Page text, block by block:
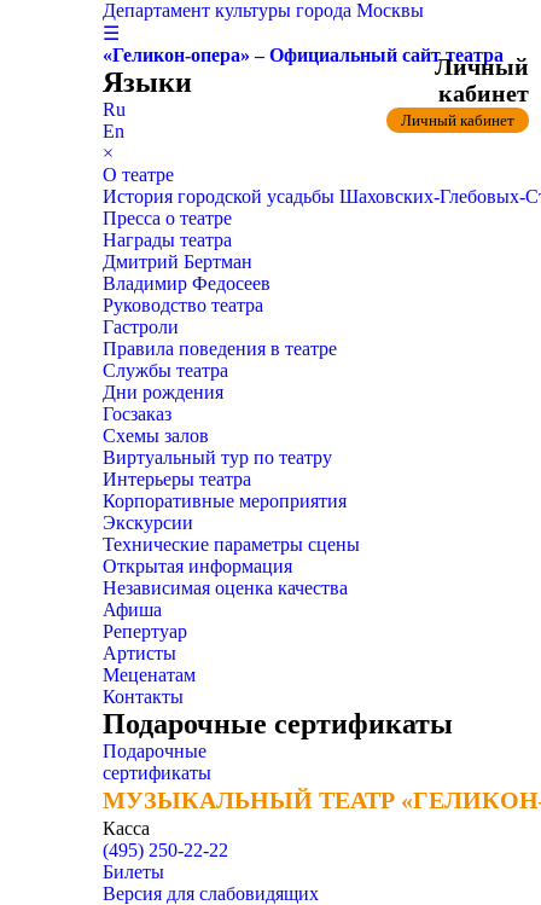
Департамент культуры города Москвы
☰
«Геликон-опера» – Официальный сайт театра
Языки
Ru
En
×
О театре
История городской усадьбы Шаховских-
Пресса о театре
Награды театра
Дмитрий Бертман
Владимир Федосеев
Руководство театра
Гастроли
Правила поведения в театре
Службы театра
Дни рождения
Госзаказ
Схемы залов
Виртуальный тур по театру
Интерьеры театра
Корпоративные мероприятия
Экскурсии
Технические параметры сцены
Открытая информация
Независимая оценка качества
Афиша
Репертуар
Артисты
Меценатам
Контакты
Подарочные сертификаты
Подарочные
сертификаты
МУЗЫКАЛЬНЫЙ ТЕАТР
МУЗЫКАЛЬНЫЙ ТЕАТР
Касса
(495) 250-22-22
Личный
кабинет
Личный кабинет
Билеты
Версия для слабовидящих